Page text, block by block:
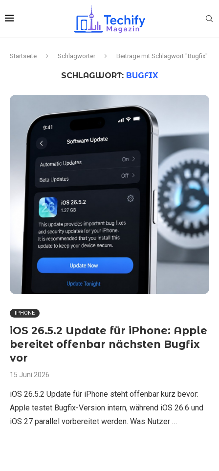
Startseite Schlagwörter Beiträge mit Schlagwort "Bugfix"
SCHLAGWORT: BUGFIX
IPHONE
iOS 26.5.2 Update für iPhone: Apple
bereitet offenbar nächsten Bugfix
vor
15 Juni 2026
iOS 26.5.2 Update für iPhone steht offenbar kurz bevor:
Apple testet Bugfix-Version intern, während iOS 26.6 und
iOS 27 parallel vorbereitet werden. Was Nutzer …